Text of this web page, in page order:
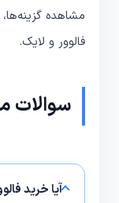
مشاهده
فالوور و لایک.
سوالات
آیا خرید